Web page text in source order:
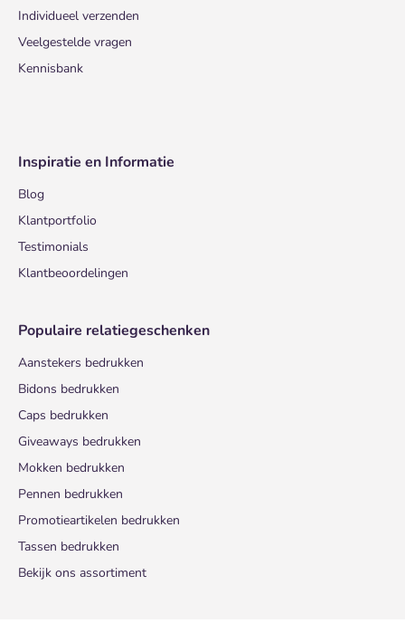
Individueel verzenden
Veelgestelde vragen
Kennisbank
Inspiratie en Informatie
Blog
Klantportfolio
Testimonials
Klantbeoordelingen
Populaire relatiegeschenken
Aanstekers bedrukken
Bidons bedrukken
Caps bedrukken
Giveaways bedrukken
Mokken bedrukken
Pennen bedrukken
Promotieartikelen bedrukken
Tassen bedrukken
Bekijk ons assortiment